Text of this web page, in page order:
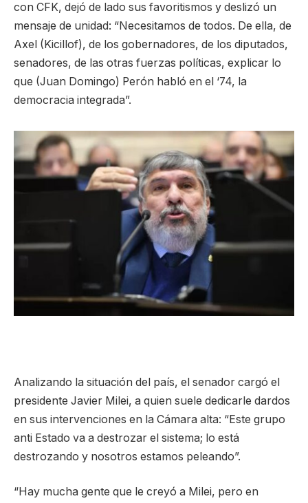
con CFK, dejó de lado sus favoritismos y deslizó un
mensaje de unidad: “Necesitamos de todos. De ella, de
Axel (Kicillof), de los gobernadores, de los diputados,
senadores, de las otras fuerzas políticas, explicar lo
que (Juan Domingo) Perón habló en el ‘74, la
democracia integrada”.
Analizando la situación del país, el senador cargó el
presidente Javier Milei, a quien suele dedicarle dardos
en sus intervenciones en la Cámara alta: “Este grupo
anti Estado va a destrozar el sistema; lo está
destrozando y nosotros estamos peleando”.
“Hay mucha gente que le creyó a Milei, pero en